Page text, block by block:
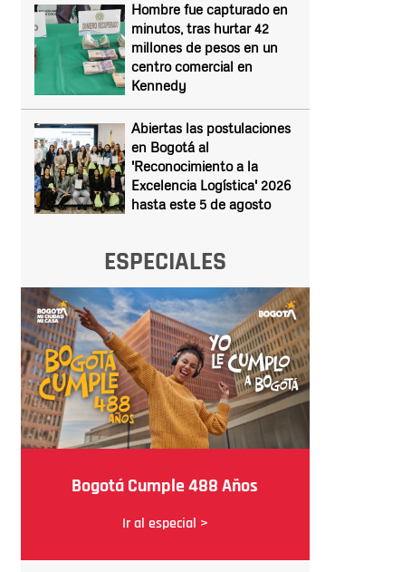
Hombre fue capturado en
minutos, tras hurtar 42
millones de pesos en un
centro comercial en
Kennedy
Abiertas las postulaciones
en Bogotá al
'Reconocimiento a la
Excelencia Logística' 2026
hasta este 5 de agosto
ESPECIALES
Bogotá Cumple 488 Años
Ir al especial >